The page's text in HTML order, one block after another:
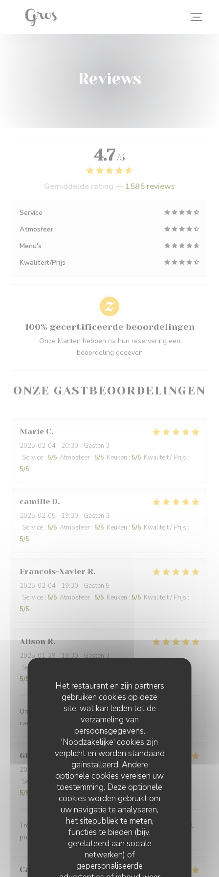
Cookies beheer paneel
Het restaurant en zijn partners
gebruiken cookies op deze
site, wat kan leiden tot de
verzameling van
persoonsgegevens.
'Noodzakelijke' cookies zijn
verplicht en worden standaard
geïnstalleerd. Andere
optionele cookies vereisen uw
toestemming. Deze optionele
cookies worden gebruikt om
uw navigatie te analyseren,
het sitepubliek te meten,
functies te bieden (bijv.
gerelateerd aan sociale
netwerken) of
gepersonaliseerde
Reviews
ONZE GASTBEOORDELINGEN
Marie C
2025-02-04 - 20:30 - Gasten 3
Service : 5/5 Atmosfeer : 5/5 Keuken : 5/5 Kwaliteit / Prijs :
5/5
camille D
2025-02-05 - 19:30 - Gasten 3
Service : 5/5 Atmosfeer : 5/5 Keuken : 5/5 Kwaliteit / Prijs :
5/5
Francois-Xavier R
2025-02-04 - 19:30 - Gasten 5
Service : 5/5 Atmosfeer : 5/5 Keuken : 5/5 Kwaliteit / Prijs :
5/5
Alison R
2025-01-29- 19:30 - Gasten 3
Service
5/5
Une belle découverte. Une bonne ambiance, une belle
carte, et une équipe attentive !
Gildas
2025-02-01
- 19:00 - Gasten 2
Service
/5 Atmosfeer :5/5 Keuken: 5/5 Kwaliteit / Prijs
5/5
Très bon resto, un peu de bruit mais rien de plus normal
pour une ambiance de troquet.
Camille
4.7 /5
Gemiddelde rating — 1585 reviews
Service
Atmosfeer
Menu's
Kwaliteit/Prijs
100% gecertificeerde beoordelingen
Onze klanten hebben na hun reservering een
beoordeling gegeven